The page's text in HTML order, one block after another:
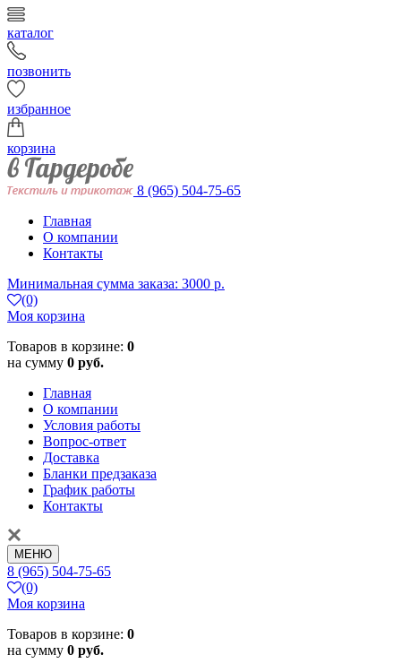
каталог
позвонить
избранное
корзина
8 (965) 504-75-65
Главная
О компании
Контакты
Минимальная сумма заказа: 3000 р.
(0)
Моя корзина
Товаров в корзине: 0
на сумму 0 руб.
Главная
О компании
Условия работы
Вопрос-ответ
Доставка
Бланки предзаказа
График работы
Контакты
МЕНЮ
8 (965) 504-75-65
(0)
Моя корзина
Товаров в корзине: 0
на сумму 0 руб.